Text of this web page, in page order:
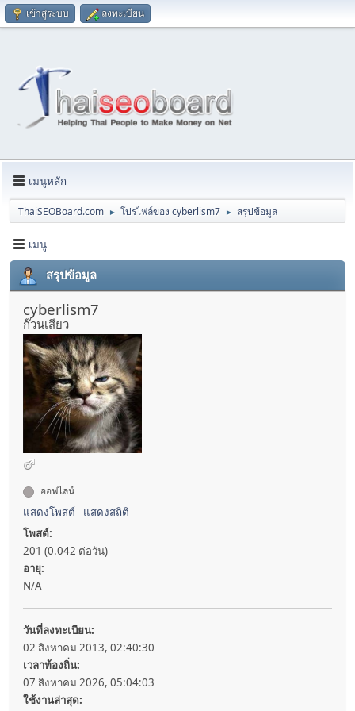
เข้าสู่ระบบ ลงทะเบียน
เมนูหลัก
ThaiSEOBoard.com ► โปรไฟล์ของ cyberlism7 ► สรุปข้อมูล
เมนู
สรุปข้อมูล
cyberlism7
ก๊วนเสียว
ออฟไลน์
แสดงโพสต์
แสดงสถิติ
โพสต์:
201 (0.042 ต่อวัน)
อายุ:
N/A
วันที่ลงทะเบียน:
02 สิงหาคม 2013, 02:40:30
เวลาท้องถิ่น:
07 สิงหาคม 2026, 05:04:03
ใช้งานล่าสุด: